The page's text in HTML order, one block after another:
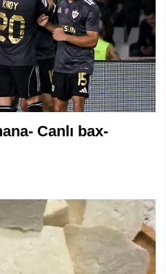
Canlı bax-